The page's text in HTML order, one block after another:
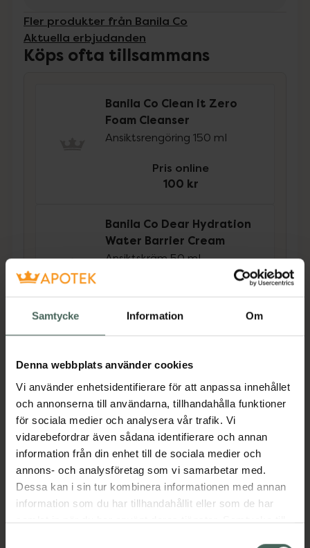
Samtycke Information Om
Denna webbplats använder cookies
Vi använder enhetsidentifierare för att anpassa innehållet
och annonserna till användarna, tillhandahålla funktioner
för sociala medier och analysera vår trafik. Vi
vidarebefordrar även sådana identifierare och annan
information från din enhet till de sociala medier och
annons- och analysföretag som vi samarbetar med.
Dessa kan i sin tur kombinera informationen med annan
information som du har tillhandahållit eller som de har
samlat in när du har använt deras tjänster. Samtycke till
Fler produkter från Banila Co
Aktuella erbjudanden
Köps ofta tillsammans
Banila Co Clean it Zero
Foam Cleanser
Ansiktsrengöring 150 ml
Pris online
100 kr
Banila Co Dear Hydration
Water Barrier Cream
Ansiktskräm 50 ml
Köp båda för:299,38 kr
Köp båda
Beskrivning
Banila Co Clean It Zero Foam Cleanser är en
skonsam och effektiv ansiktsrengöring som
passar alla hudtyper. Den krämiga formulan
förvandlas till ett rikligt skum som rengör
huden på djupet utan att torka ut.